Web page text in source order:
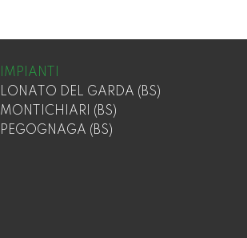
IMPIANTI
LONATO DEL GARDA (BS)
MONTICHIARI (BS)
PEGOGNAGA (BS)